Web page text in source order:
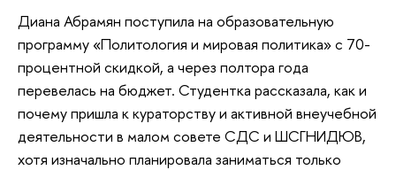
Диана Абрамян поступила на образовательную
программу «Политология и мировая политика» с 70-
процентной скидкой, а через полтора года
перевелась на бюджет. Студентка рассказала, как и
почему пришла к кураторству и активной внеучебной
деятельности в малом совете СДС и ШСГНИДЮВ,
хотя изначально планировала заниматься только